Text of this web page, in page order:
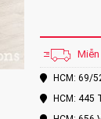
Miễn
HCM: 69/
HCM: 445